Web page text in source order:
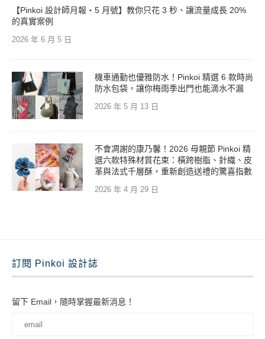
【Pinkoi 設計師月報・5 月號】教你只花 3 秒、讓流量成長 20%
的真實案例
2026 年 6 月 5 日
機車通勤也優雅防水！Pinkoi 精選 6 款時尚
防水包袋，讓你梅雨季出門也能滴水不漏
2026 年 5 月 13 日
不會凋謝的康乃馨！2026 母親節 Pinkoi 精
選六款特殊材質花束：橫跨樹脂、針織、皮
革與法式千層酥，重新創造送禮的驚喜指數
2026 年 4 月 29 日
訂閱 Pinkoi 設計誌
留下 Email，隨時掌握最新消息！